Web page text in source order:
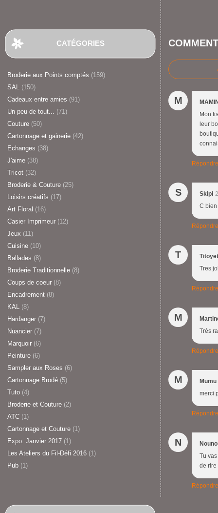
CATÉGORIES
Broderie aux Points comptés (159)
SAL (150)
Cadeaux entre amies (91)
Un peu de tout... (71)
Couture (50)
Cartonnage et gainerie (42)
Echanges (38)
J'aime (38)
Tricot (32)
Broderie & Couture (25)
Loisirs créatifs (17)
Art Floral (16)
Casier Imprimeur (12)
Jeux (11)
Cuisine (10)
Ballades (8)
Broderie Traditionnelle (8)
Coups de coeur (8)
Encadrement (8)
KAL (8)
Hardanger (7)
Nuancier (7)
Marquoir (6)
Peinture (6)
Sampler aux Roses (6)
Cartonnage Brodé (5)
Tuto (4)
Broderie et Couture (2)
ATC (1)
Cartonnage et Couture (1)
Expo. Janvier 2017 (1)
Les Ateliers du Fil-Défi 2016 (1)
Pub (1)
M
Mon
leur
Répondre
S Skipi
C bien
Répondre
T
Tres
Répondre
M
Très
Répondre
M
merci
Répondre
N
Tu
de rire
Répondre